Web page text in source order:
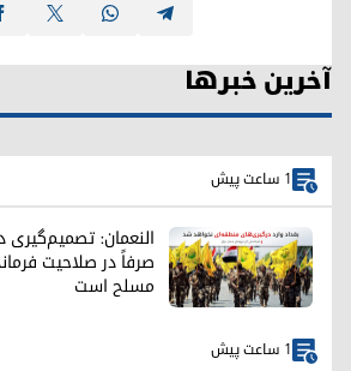
آخرین خبرها
1 ساعت پیش
النعمان: تصمیم‌گیری
صرفاً در صلاحیت
مسلح است
1 ساعت پیش